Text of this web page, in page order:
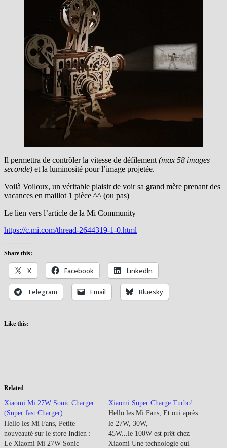
Il permettra de contrôler la vitesse de défilement (max 58 images
seconde) et la luminosité pour l’image projetée.
Voilà Voiloux, un véritable plaisir de voir sa grand mère prenant des
vacances en maillot 1 pièce ^^ (ou pas)
Le lien vers l’article de la Mi Community
https://c.mi.com/thread-2644319-1-0.html
Share this:
X Facebook LinkedIn
Telegram Email Bluesky
Like this:
Related
Xiaomi Mi 27W Sonic Charger
(Super fast Charger)
Hello les Mi Fans, Petite
nouveauté sur le store Indien :
Le Xiaomi Mi 27W Sonic
Xiaomi Super Charge Turbo!
Hello les Mi Fans, Et oui après
le 27W, 30W,
45W...le 100W est prêt chez
Xiaomi Une technologie qui